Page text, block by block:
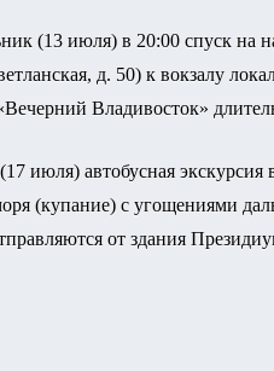
(13 июля) в 20:00 спуск на
д. 50) к вокзалу
Владивосток»
июля) автобусная экскурсия
(купание) с угощениями
от здания